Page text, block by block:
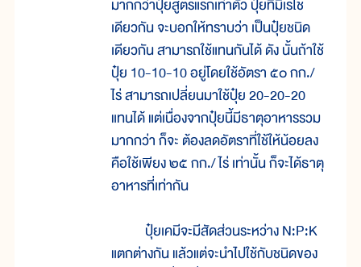
มากกว่าปุ๋ยสูตรแรกเท่าตัว ปุ๋ยที่มีเรโช
เดียวกัน จะบอกให้ทราบว่า เป็นปุ๋ยชนิด
เดียวกัน สามารถใช้แทนกันได้ ดัง นั้นถ้าใช้
ปุ๋ย 10-10-10 อยู่โดยใช้อัตรา ๕๐ กก./
ไร่ สามารถเปลี่ยนมาใช้ปุ๋ย 20-20-20
แทนได้ แต่เนื่องจากปุ๋ยนี้มีธาตุอาหารรวม
มากกว่า ก็จะ ต้องลดอัตราที่ใช้ให้น้อยลง
คือใช้เพียง ๒๕ กก./ ไร่ เท่านั้น ก็จะได้ธาตุ
อาหารที่เท่ากัน
ปุ๋ยเคมีจะมีสัดส่วนระหว่าง N:P:K
แตกต่างกัน แล้วแต่จะนำไปใช้กับชนิดของ